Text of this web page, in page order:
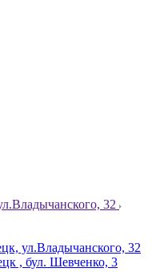
32
ул.Владычанского, 32
, бул. Шевченко, 3